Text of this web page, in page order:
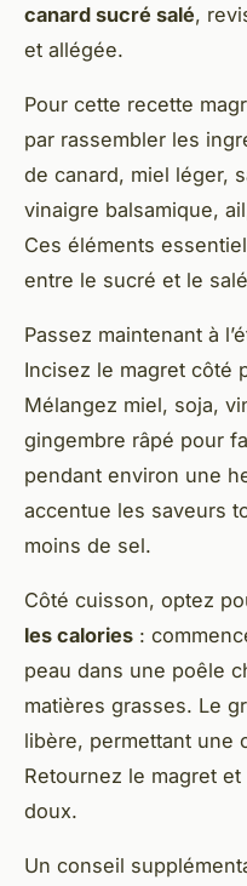
canard sucré salé,
et allégée.
Pour cette recette
par rassembler les
de canard, miel léger,
vinaigre balsamique,
Ces éléments
entre le sucré et le
Passez maintenant à
Incisez le magret côté
Mélangez miel, soja,
gingembre râpé pour
pendant environ une
accentue les saveurs
moins de sel.
Côté cuisson, optez
les calories :
peau dans une poêle
matières grasses. Le
libère, permettant une
Retournez le magret
doux.
Un conseil